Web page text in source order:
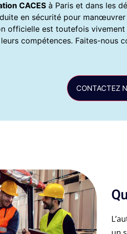
CACES à Paris et dans les
en sécurité pour
officielle est toutefois
compétences. Faites-nous
CONTACTEZ